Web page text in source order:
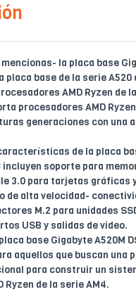
la placa base
placa base de la serie A520
AMD Ryzen de
procesadores AMD
generaciones con una
de la placa
incluyen soporte para
3.0 para tarjetas gráficas
de alta velocidad-
M.2 para unidades
USB y salidas de video.
base Gigabyte A520M
aquellos que buscan una
para construir un
Ryzen de la serie AM4.